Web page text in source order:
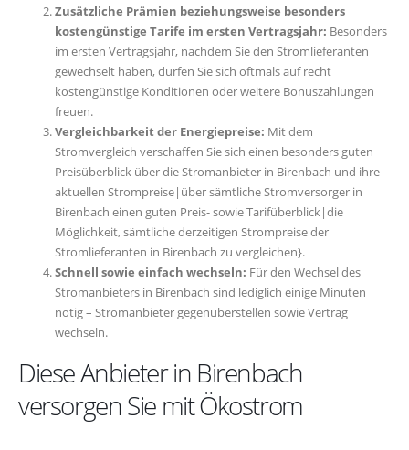
Zusätzliche Prämien beziehungsweise besonders
kostengünstige Tarife im ersten Vertragsjahr: Besonders
im ersten Vertragsjahr, nachdem Sie den Stromlieferanten
gewechselt haben, dürfen Sie sich oftmals auf recht
kostengünstige Konditionen oder weitere Bonuszahlungen
freuen.
Vergleichbarkeit der Energiepreise: Mit dem
Stromvergleich verschaffen Sie sich einen besonders guten
Preisüberblick über die Stromanbieter in Birenbach und ihre
aktuellen Strompreise|über sämtliche Stromversorger in
Birenbach einen guten Preis- sowie Tarifüberblick|die
Möglichkeit, sämtliche derzeitigen Strompreise der
Stromlieferanten in Birenbach zu vergleichen}.
Schnell sowie einfach wechseln: Für den Wechsel des
Stromanbieters in Birenbach sind lediglich einige Minuten
nötig – Stromanbieter gegenüberstellen sowie Vertrag
wechseln.
Diese Anbieter in Birenbach
versorgen Sie mit Ökostrom